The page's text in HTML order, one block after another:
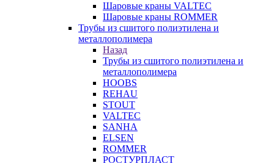
Шаровые краны VALTEC
Шаровые краны ROMMER
Трубы из сшитого полиэтилена и
металлополимера
Назад
Трубы из сшитого полиэтилена и
металлополимера
HOOBS
REHAU
STOUT
VALTEC
SANHA
ELSEN
ROMMER
РОСТУРПЛАСТ